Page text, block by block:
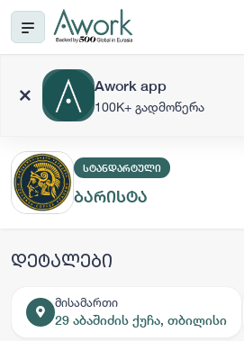
Awork app
100K+ გადმოწერა
ᲡᲢᲐᲜᲓᲐᲠᲢᲣᲚᲘ
ბარისტა
დეტალები
მისამართი
29 აბაშიძის ქუჩა, თბილისი